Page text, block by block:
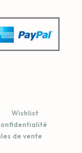
Wishlist
de vente